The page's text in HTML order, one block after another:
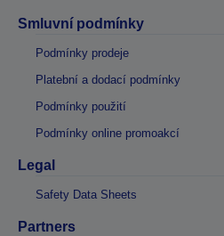
Smluvní podmínky
Podmínky prodeje
Platební a dodací podmínky
Podmínky použití
Podmínky online promoakcí
Legal
Safety Data Sheets
Partners